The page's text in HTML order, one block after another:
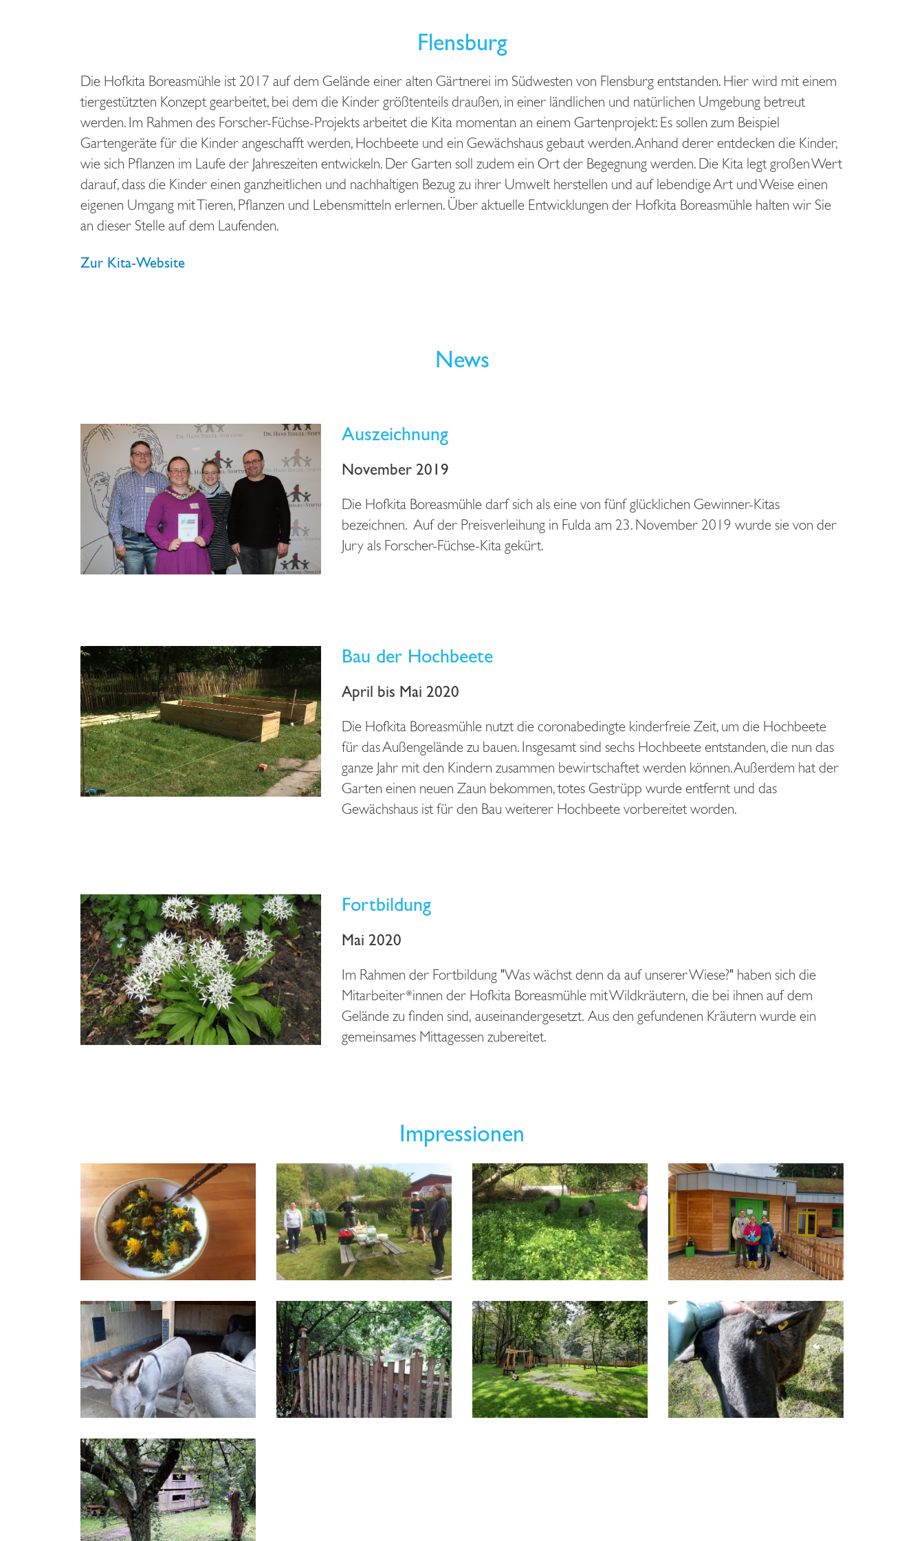
Flensburg
Die Hofkita Boreasmühle ist 2017 auf dem Gelände einer alten Gärtnerei im Südwesten von Flensburg entstanden. Hier wird mit einem
tiergestützten Konzept gearbeitet, bei dem die Kinder größtenteils draußen, in einer ländlichen und natürlichen Umgebung betreut
werden. Im Rahmen des Forscher-Füchse-Projekts arbeitet die Kita momentan an einem Gartenprojekt: Es sollen zum Beispiel
Gartengeräte für die Kinder angeschafft werden, Hochbeete und ein Gewächshaus gebaut werden. Anhand derer entdecken die Kinder,
wie sich Pflanzen im Laufe der Jahreszeiten entwickeln. Der Garten soll zudem ein Ort der Begegnung werden. Die Kita legt großen Wert
darauf, dass die Kinder einen ganzheitlichen und nachhaltigen Bezug zu ihrer Umwelt herstellen und auf lebendige Art und Weise einen
eigenen Umgang mit Tieren, Pflanzen und Lebensmitteln erlernen. Über aktuelle Entwicklungen der Hofkita Boreasmühle halten wir Sie
an dieser Stelle auf dem Laufenden.
Zur Kita-Website
News
Auszeichnung
November 2019
Die Hofkita Boreasmühle darf sich als eine von fünf glücklichen Gewinner-Kitas
bezeichnen. Auf der Preisverleihung in Fulda am 23. November 2019 wurde sie von der
Jury als Forscher-Füchse-Kita gekürt.
Bau der Hochbeete
April bis Mai 2020
Die Hofkita Boreasmühle nutzt die coronabedingte kinderfreie Zeit, um die Hochbeete
für das Außengelände zu bauen. Insgesamt sind sechs Hochbeete entstanden, die nun das
ganze Jahr mit den Kindern zusammen bewirtschaftet werden können. Außerdem hat der
Garten einen neuen Zaun bekommen, totes Gestrüpp wurde entfernt und das
Gewächshaus ist für den Bau weiterer Hochbeete vorbereitet worden.
Fortbildung
Mai 2020
Im Rahmen der Fortbildung "Was wächst denn da auf unserer Wiese?" haben sich die
Mitarbeiter*innen der Hofkita Boreasmühle mit Wildkräutern, die bei ihnen auf dem
Gelände zu finden sind, auseinandergesetzt. Aus den gefundenen Kräutern wurde ein
gemeinsames Mittagessen zubereitet.
Impressionen